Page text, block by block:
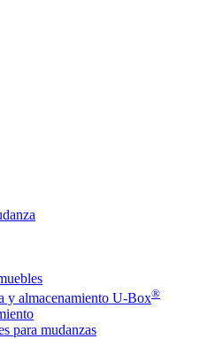
y almacenamiento U-Box®
para mudanzas